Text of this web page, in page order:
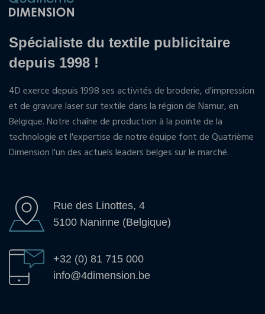
Spécialiste du textile publicitaire
depuis 1998 !
4D exerce depuis 1998 ses activités de broderie, d'impression
et de gravure laser sur textile dans la région de Namur, en
Belgique. Notre chaîne de production à la pointe de la
technologie et l'expertise de notre équipe font de Quatrième
Dimension l'un des actuels leaders belges sur le marché.
Rue des Linottes, 4
5100 Naninne (Belgique)
+32 (0) 81 715 000
info@4dimension.be